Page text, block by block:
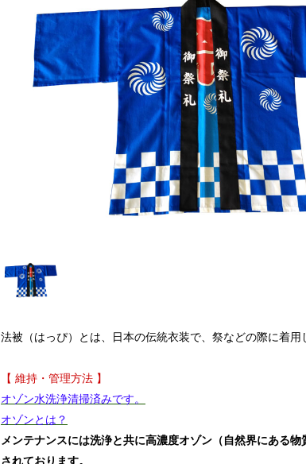
法被（はっぴ）とは、日本の伝統衣装で、祭などの際に着用
【 維持・管理方法 】
オゾン水洗浄清掃済みです。
オゾンとは？
メンテナンスには洗浄と共に高濃度オゾン（自然界にある物
されております。